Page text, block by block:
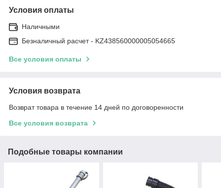
Условия оплаты
Наличными
Безналичный расчет - KZ438560000005054665
Все условия оплаты
Условия возврата
Возврат товара в течение 14 дней по договоренности
Все условия возврата
Подобные товары компании